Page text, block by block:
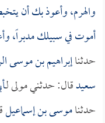
والهرم، وأعوذ بك أن
أموت في سبيلك مدبراً،
حدثناإبراهيم بن موسى
سعيدقال: حدثني مولى لـ
حدثناموسى بن إسماعيل